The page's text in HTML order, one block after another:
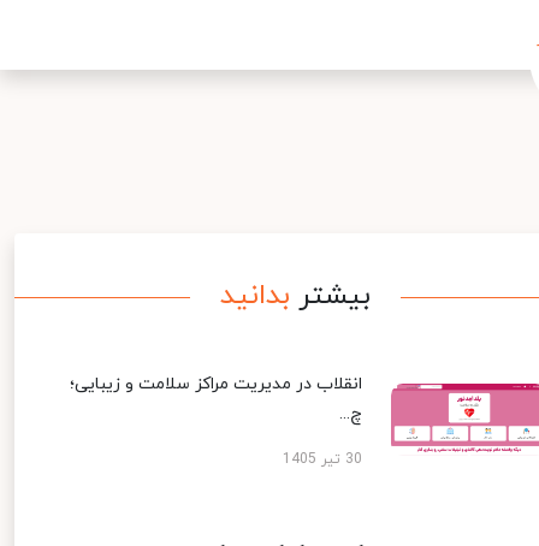
بیشتر بدانید
انقلاب در مدیریت مراکز سلامت و زیبایی؛
چ...
30 تیر 1405